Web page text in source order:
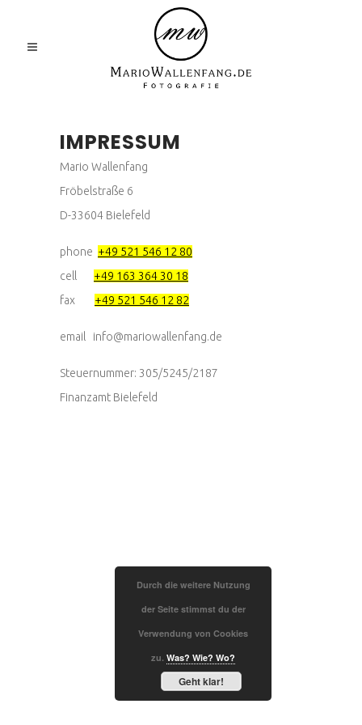
IMPRESSUM
Mario Wallenfang
Fröbelstraße 6
D-33604 Bielefeld
phone +49 521 546 12 80
cell +49 163 364 30 18
fax +49 521 546 12 82
email info@mariowallenfang.de
Steuernummer: 305/5245/2187
Finanzamt Bielefeld
Durch die weitere Nutzung
der Seite stimmst du der
Verwendung von Cookies
zu. Was? Wie? Wo?
Geht klar!